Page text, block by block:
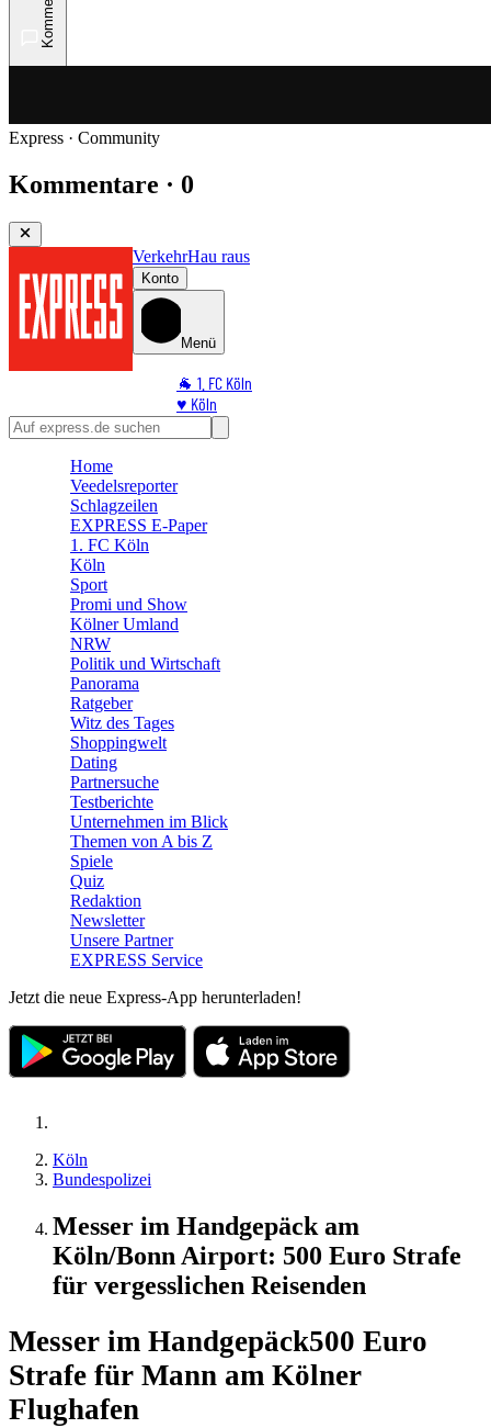
Express · Community
Kommentare · 0
VerkehrHau raus
Konto
Menü
🐐 1. FC Köln
♥️ Köln
⭐ Promi
🛒 Shoppingwelt
Home
Veedelsreporter
Schlagzeilen
EXPRESS E-Paper
1. FC Köln
Köln
Sport
Promi und Show
Kölner Umland
NRW
Politik und Wirtschaft
Panorama
Ratgeber
Witz des Tages
Shoppingwelt
Dating
Partnersuche
Testberichte
Unternehmen im Blick
Themen von A bis Z
Spiele
Quiz
Redaktion
Newsletter
Unsere Partner
EXPRESS Service
Jetzt die neue Express-App herunterladen!
Köln
Bundespolizei
Messer im Handgepäck am
Köln/Bonn Airport: 500 Euro Strafe
für vergesslichen Reisenden
Messer im Handgepäck500 Euro
Strafe für Mann am Kölner
Flughafen